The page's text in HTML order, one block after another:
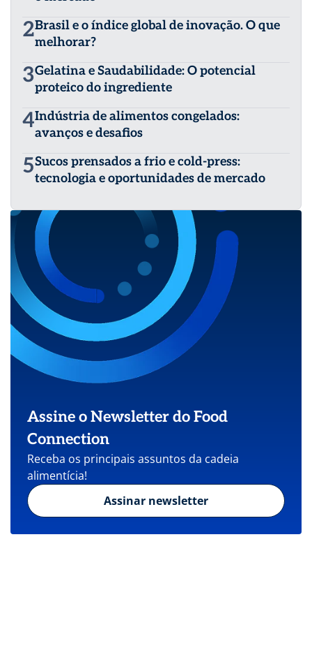
setor. Para mais informações, acesse:
https://anrbrasil.org.br/ ou @anrbrasil.
2Brasil e o índice global de inovação. O que
melhorar?
3Gelatina e Saudabilidade: O potencial
proteico do ingrediente
4Indústria de alimentos congelados:
avanços e desafios
5Sucos prensados a frio e cold-press:
tecnologia e oportunidades de mercado
Assine o Newsletter do Food
Connection
Receba os principais assuntos da cadeia
alimentícia!
Assinar newsletter